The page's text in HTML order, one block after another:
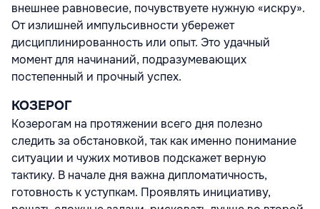
внешнее равновесие, почувствуете нужную «искру».
От излишней импульсивности убережет
дисциплинированность или опыт. Это удачный
момент для начинаний, подразумевающих
постепенный и прочный успех.
КОЗЕРОГ
Козерогам на протяжении всего дня полезно
следить за обстановкой, так как именно понимание
ситуации и чужих мотивов подскажет верную
тактику. В начале дня важна дипломатичность,
готовность к уступкам. Проявлять инициативу,